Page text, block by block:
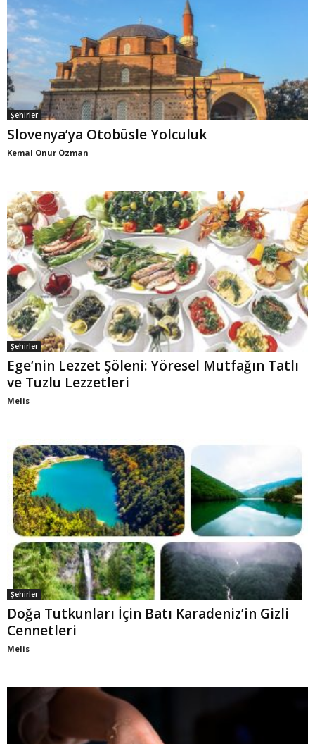
Şehirler
Slovenya’ya Otobüsle Yolculuk
Kemal Onur Özman
Şehirler
Ege’nin Lezzet Şöleni: Yöresel Mutfağın Tatlı
ve Tuzlu Lezzetleri
Melis
Şehirler
Doğa Tutkunları İçin Batı Karadeniz’in Gizli
Cennetleri
Melis